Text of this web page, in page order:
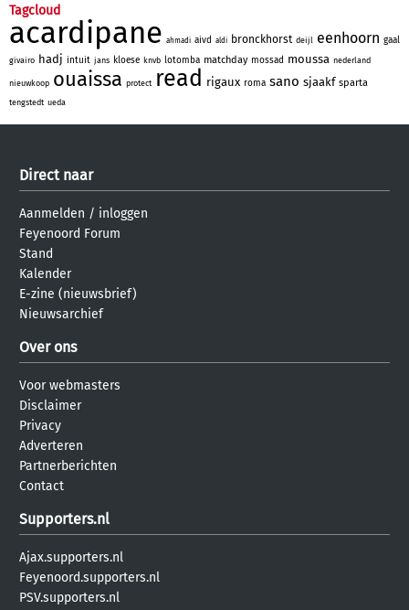
Tagcloud
acardipane ahmadi aivd aldi bronckhorst deijl eenhoorn gaal
givairo hadj intuit jans kloese knvb lotomba matchday mossad moussa nederland
nieuwkoop ouaissa protect read rigaux roma sano sjaakf sparta
tengstedt ueda
Direct naar
Aanmelden / inloggen
Feyenoord Forum
Stand
Kalender
E-zine (nieuwsbrief)
Nieuwsarchief
Over ons
Voor webmasters
Disclaimer
Privacy
Adverteren
Partnerberichten
Contact
Supporters.nl
Ajax.supporters.nl
Feyenoord.supporters.nl
PSV.supporters.nl